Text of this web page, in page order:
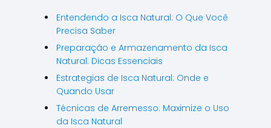
Entendendo a Isca Natural: O Que Você
Precisa Saber
Preparação e Armazenamento da Isca
Natural: Dicas Essenciais
Estrategias de Isca Natural: Onde e
Quando Usar
Técnicas de Arremesso: Maximize o Uso
da Isca Natural